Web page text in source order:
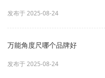
发布于 2025-08-24
万能角度尺哪个品牌好
发布于 2025-08-24